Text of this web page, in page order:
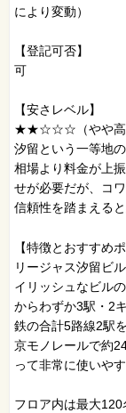
により変動）
【登記可否】
可
【安さレベル】
★★☆☆☆（やや高
汐留という一等地
相場より料金が上
せが必要だが、コ
信頼性を踏まえる
【特徴とおすすめ
リージャス汐留ビ
イリッシュなビル
からわずか3駅・2
鉄の合計5路線2駅
京モノレールで約
って非常に使いや
フロア内は最大